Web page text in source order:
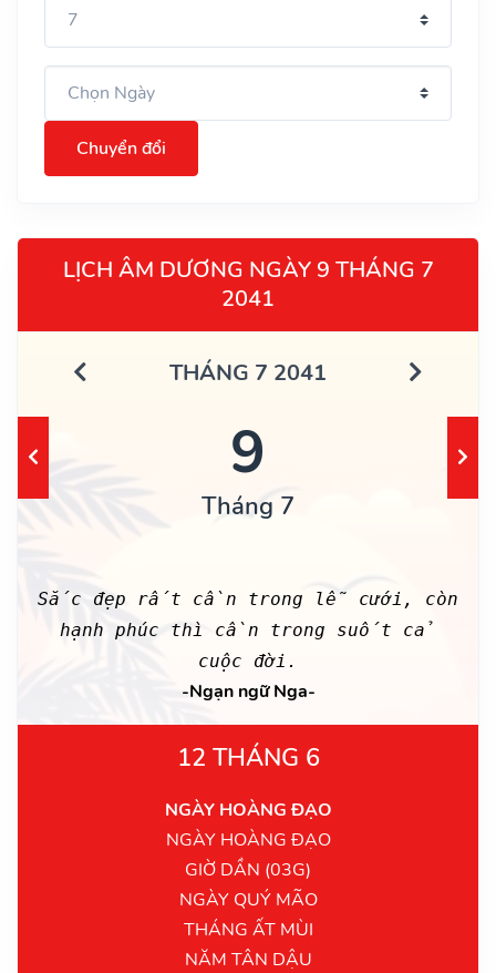
Chuyển đổi
LỊCH ÂM DƯƠNG NGÀY 9 THÁNG 7
2041
THÁNG 7 2041
9
Tháng 7
Sắc đẹp rất cần trong lễ cưới, còn
hạnh phúc thì cần trong suốt cả
cuộc đời.
-Ngạn ngữ Nga-
12 THÁNG 6
NGÀY HOÀNG ĐẠO
NGÀY HOÀNG ĐẠO
GIỜ DẦN (03G)
NGÀY QUÝ MÃO
THÁNG ẤT MÙI
NĂM TÂN DẬU